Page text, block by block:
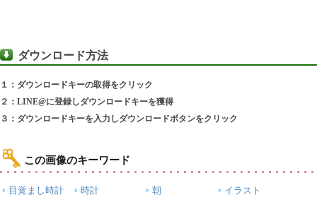
ダウンロード方法
１：ダウンロードキーの取得をクリック
２：LINE@に登録しダウンロードキーを獲得
３：ダウンロードキーを入力しダウンロードボタンをクリック
この画像のキーワード
目覚まし時計 時計 朝
イラスト